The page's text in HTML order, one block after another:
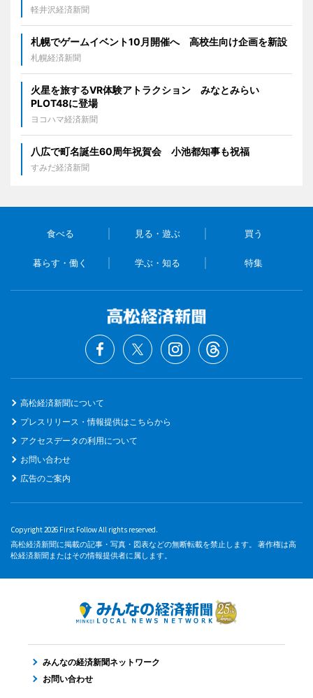
軽井沢経済新聞
札幌でゲームイベント10月開催へ 高校生向け企画を新設
札幌経済新聞
火星を旅するVR体験アトラクション みなとみらい
PLOT48に登場
ヨコハマ経済新聞
八広で町名誕生60周年祝賀会 小池都知事も祝福
すみだ経済新聞
食べる 見る・遊ぶ 買う
暮らす・働く 学ぶ・知る 特集
高松経済新聞について
プレスリリース・情報提供はこちらから
アクセスデータの利用について
お問い合わせ
広告のご案内
Copyright 2026 First Follow All rights reserved.
高松経済新聞に掲載の記事・写真・図表などの無断転載を禁止します。 著作権は高
松経済新聞またはその情報提供者に属します。
みんなの経済新聞ネットワーク
お問い合わせ